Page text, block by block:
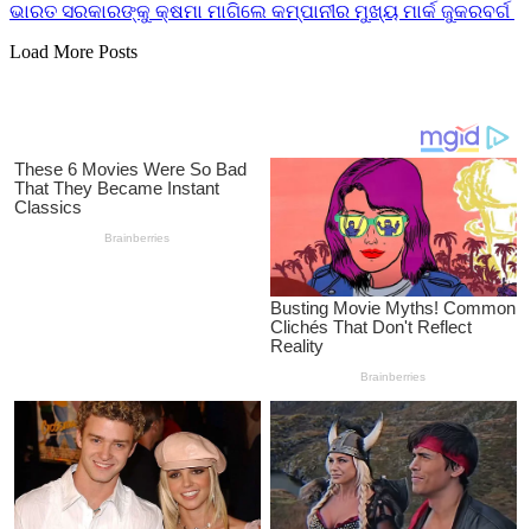
ଭାରତ ସରକାରଙ୍କୁ କ୍ଷମା ମାଗିଲେ କମ୍ପାନୀର ମୁଖ୍ୟ ମାର୍କ ଜୁକରବର୍ଗ
Load More Posts